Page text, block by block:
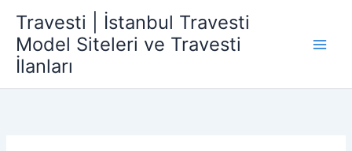
Travesti | İstanbul Travesti
Model Siteleri ve Travesti
İlanları